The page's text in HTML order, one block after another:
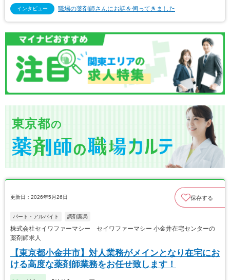
インタビュー 職場の薬剤師さんにお話を伺ってきました
東京都の
更新日：2026年5月26日 保存する
パート・アルバイト 調剤薬局
株式会社セイワファーマシー セイワファーマシー 小金井在宅センターの
薬剤師求人
【東京都小金井市】対人業務がメインとなり在宅にお
ける高度な薬剤師業務をお任せ致します！